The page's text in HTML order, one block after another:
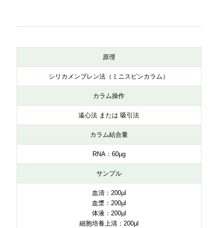
原理
シリカメンブレン法（ミニスピンカラム）
カラム操作
遠心法 または 吸引法
カラム結合量
RNA：60µg
サンプル
血清：200µl
血漿：200µl
体液：200µl
細胞培養上清：200µl